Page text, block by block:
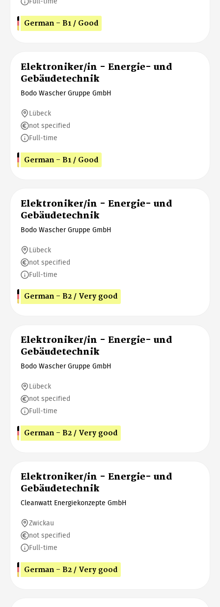
German - B1 / Good
Elektroniker/in - Energie- und
Gebäudetechnik
Bodo Wascher Gruppe GmbH
Lübeck
not specified
Full-time
German - B1 / Good
Elektroniker/in - Energie- und
Gebäudetechnik
Bodo Wascher Gruppe GmbH
Lübeck
not specified
Full-time
German - B2 / Very good
Elektroniker/in - Energie- und
Gebäudetechnik
Bodo Wascher Gruppe GmbH
Lübeck
not specified
Full-time
German - B2 / Very good
Elektroniker/in - Energie- und
Gebäudetechnik
Cleanwatt Energiekonzepte GmbH
Zwickau
not specified
Full-time
German - B2 / Very good